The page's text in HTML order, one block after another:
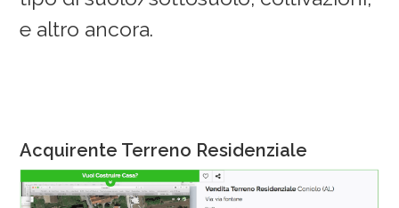
e altro ancora.
Acquirente Terreno Residenziale